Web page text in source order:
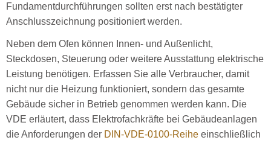
Fundamentdurchführungen sollten erst nach bestätigter
Anschlusszeichnung positioniert werden.
Neben dem Ofen können Innen- und Außenlicht,
Steckdosen, Steuerung oder weitere Ausstattung elektrische
Leistung benötigen. Erfassen Sie alle Verbraucher, damit
nicht nur die Heizung funktioniert, sondern das gesamte
Gebäude sicher in Betrieb genommen werden kann. Die
VDE erläutert, dass Elektrofachkräfte bei Gebäudeanlagen
die Anforderungen der DIN-VDE-0100-Reihe einschließlich